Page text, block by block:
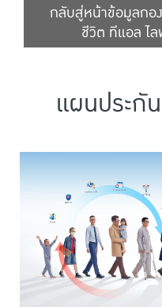
กลับสู่หน้าข้อมูลกอ
ชีวิต ทีแอล ไ
แผนประกั